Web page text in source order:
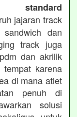
jajaran track
dan
track juga
dan akrilik
karena
di mana atlet
penuh di
solusi